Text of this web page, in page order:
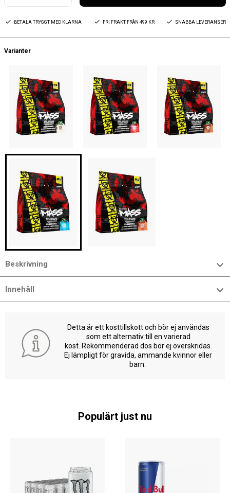
BETALA TRYGGT MED KLARNA FRI FRAKT FRÅN 499 KR SNABBA LEVERANSER
Varianter
Beskrivning
Innehåll
Detta är ett kosttillskott och bör ej användas
som ett alternativ till en varierad
kost. Rekommenderad dos bör ej överskridas.
Ej lämpligt för gravida, ammande kvinnor eller
barn.
Populärt just nu